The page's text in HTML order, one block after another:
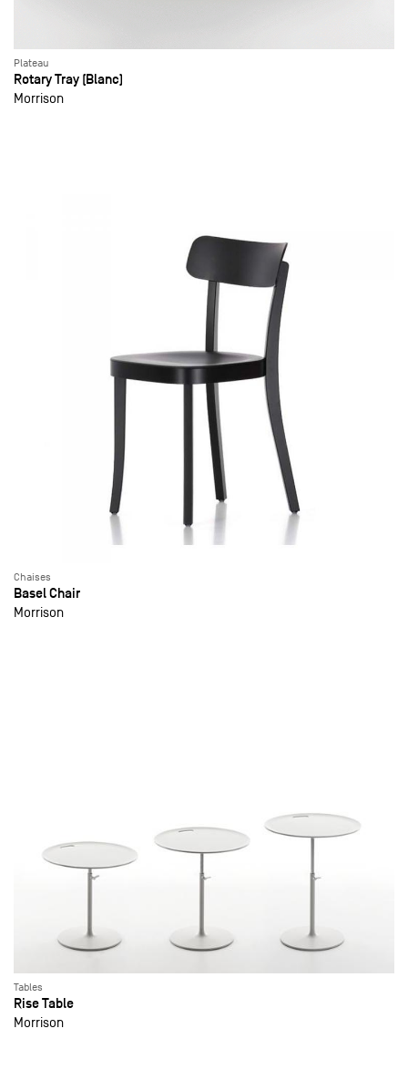
Plateau
Rotary Tray (Blanc)
Morrison
Chaises
Basel Chair
Morrison
Tables
Rise Table
Morrison